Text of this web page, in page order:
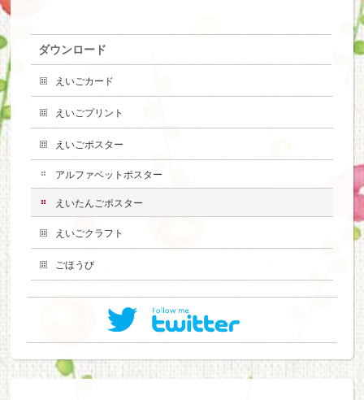
ダウンロード
えいごカード
えいごプリント
えいごポスター
アルファベットポスター
えいたんごポスター
えいごクラフト
ごほうび